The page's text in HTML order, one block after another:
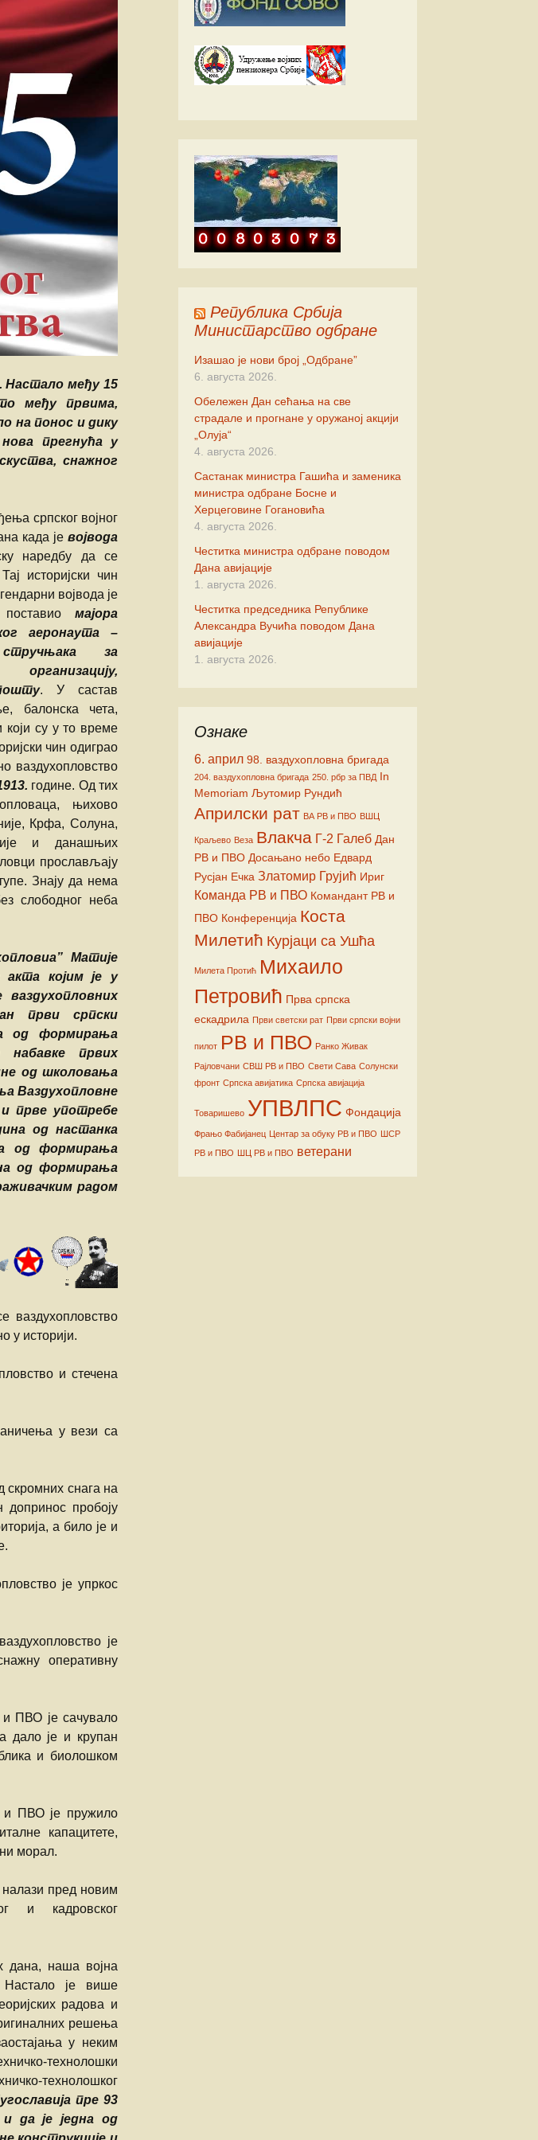
Миле М. Павичић
Франце Пирц
Милан Симовић
Енвер Ћемаловић
Стеван Роглић
Звонко Јурјевић
Божидар Стевановић
Милоје Павловић
Љубиша Величковић
Спасоје Смиљанић
Бранислав Петровић
Владимир Старчевић
Владан Марјановић
Драган Катанић
Душко Жарковић
Ваздухопловни билтен
2021
Настало међу 15
међу првима,
на понос и дику
прегнућа у
снажног
српског војног
када је војвода
наредбу да се
историјски чин
војвода је
поставио мајора
аеронаута –
за
. У састав
балонска чета,
који су у то време
чин одиграо
ваздухопловство
године. Од тих
њихово
Крфа, Солуна,
и данашњих
прослављају
Знају да нема
слободног неба
Матије
којим је у
први српски
од формирања
првих
од школовања
Ваздухопловне
и прве употребе
од настанка
од формирања
од формирања
радом
ваздухопловство
у историји.
и стечена
у вези са
скромних снага на
допринос пробоју
а било је и
је упркос
је
оперативну
ПВО је сачувало
дало је и крупан
и биолошком
ПВО је пружило
капацитете,
морал.
пред новим
и кадровског
дана, наша војна
Настало је више
радова и
решења
у неким
технолошки
технолошког
пре 93
да је једна од
Република Србија
Министарство одбране
Изашао је нови број „Одбране”
6. августа 2026.
Обележен Дан сећања на све
страдале и прогнане у оружаној акцији
„Олуја“
4. августа 2026.
Састанак министра Гашића и заменика
министра одбране Босне и
Херцеговине Гогановића
4. августа 2026.
Честитка министра одбране поводом
Дана авијације
1. августа 2026.
Честитка председника Републике
Александра Вучића поводом Дана
авијације
1. августа 2026.
Ознаке
6. април 98. ваздухопловна бригада
204. ваздухопловна бригада 250. рбр за ПВД In
Memoriam Љутомир Рундић
Априлски рат ВА РВ и ПВО ВШЦ
Краљево Веза Влакча Г-2 Галеб Дан
РВ и ПВО Досањано небо Едвард
Русјан Ечка Златомир Грујић Ириг
Команда РВ и ПВО Командант РВ и
ПВО Конференција Коста
Милетић Курјаци са Ушћа
Милета Протић Михаило
Петровић Прва српска
ескадрила Први светски рат Први српски војни
пилот РВ и ПВО Ранко Живак
Рајловчани СВШ РВ и ПВО Свети Сава Солунски
фронт Српска авијатика Српска авијација
Товаришево УПВЛПС Фондација
Фрањо Фабијанец Центар за обуку РВ и ПВО ШСР
РВ и ПВО ШЦ РВ и ПВО ветерани